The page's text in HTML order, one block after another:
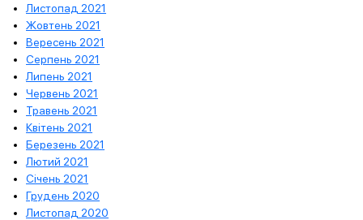
Листопад 2021
Жовтень 2021
Вересень 2021
Серпень 2021
Липень 2021
Червень 2021
Травень 2021
Квітень 2021
Березень 2021
Лютий 2021
Січень 2021
Грудень 2020
Листопад 2020